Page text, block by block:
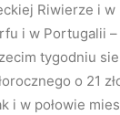
Riwierze i
i w Portugalii
tygodniu
o 21
i w połowie